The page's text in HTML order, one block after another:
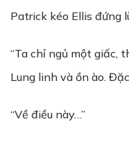
Patrick kéo Ellis đứng
“Ta chỉ ngủ một giấc,
Lung linh và ồn ào.
“Về điều này…”